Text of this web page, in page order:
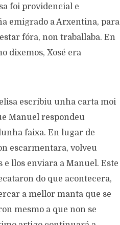
foi providencial e
emigrado a Arxentina, para
fóra, non traballaba. En
dixemos, Xosé era
escribiu unha carta moi
Manuel respondeu
faixa. En lugar de
escarmentara, volveu
llos enviara a Manuel. Este
do que acontecera,
a mellor manta que se
mesmo a que non se